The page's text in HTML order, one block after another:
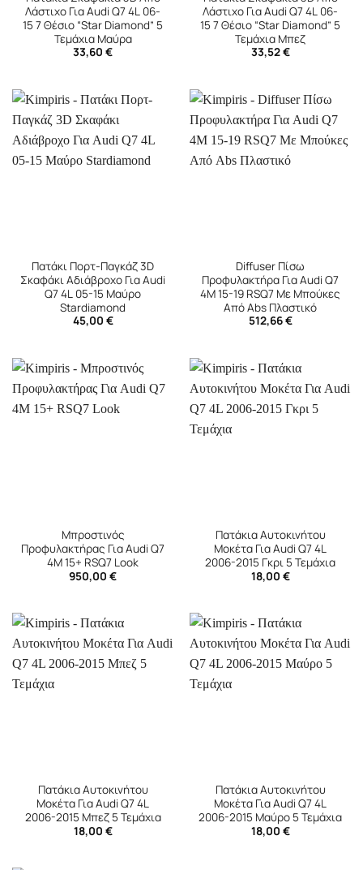
Λάστιχο Για Audi Q7 4L 06-
15 7 Θέσιο “Star Diamond” 5
Τεμάχια Μαύρα
33,60 €
Λάστιχο Για Audi Q7 4L 06-
15 7 Θέσιο “Star Diamond” 5
Τεμάχια Μπεζ
33,52€
Πατάκι Πορτ-Παγκάζ 3D
Σκαφάκι Αδιάβροχο Για Audi
Q7 4L 05-15 Μαύρο
Stardiamond
45,00 €
Diffuser Πίσω
Προφυλακτήρα Για Audi Q7
4M 15-19 RSQ7 Με Μπούκες
Από Abs Πλαστικό
512,66€
Μπροστινός
Προφυλακτήρας Για Audi Q7
4M 15+ RSQ7 Look
950,00 €
Πατάκια Αυτοκινήτου
Μοκέτα Για Audi Q7 4L
2006-2015 Γκρι 5 Τεμάχια
18,00 €
Πατάκια Αυτοκινήτου
Μοκέτα Για Audi Q7 4L
2006-2015 Μπεζ 5 Τεμάχια
18,00 €
Πατάκια Αυτοκινήτου
Μοκέτα Για Audi Q7 4L
2006-2015 Μαύρο 5 Τεμάχια
18,00 €